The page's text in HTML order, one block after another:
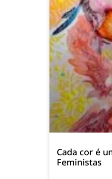
Cada cor é
Feministas